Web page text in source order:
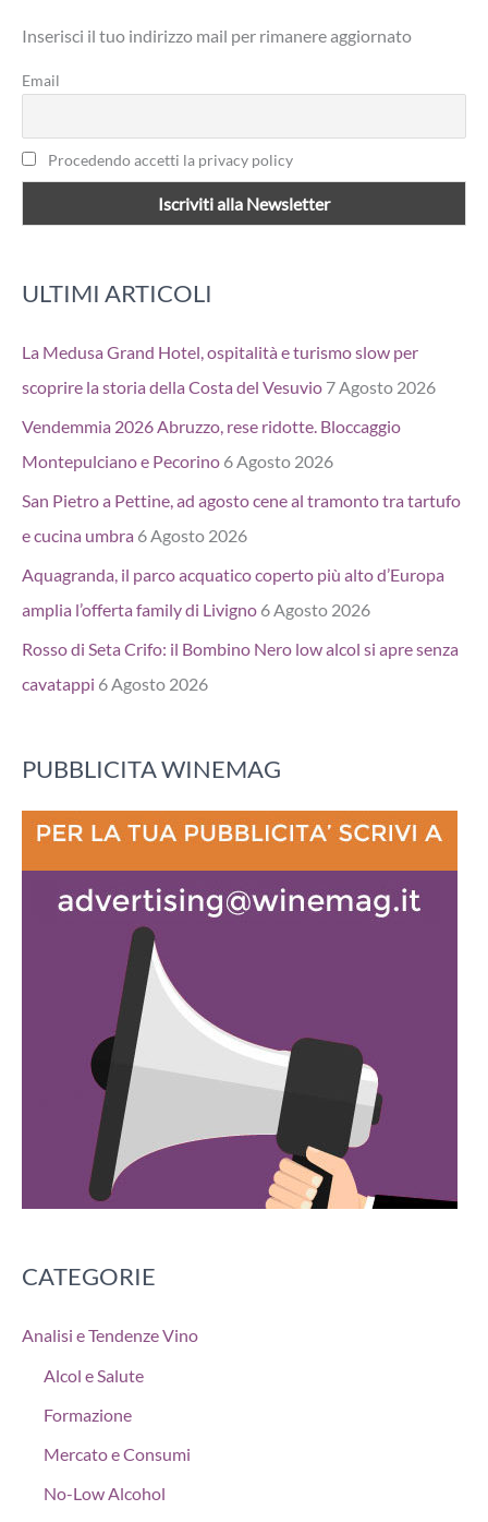
:Inserisci il tuo indirizzo mail per rimanere aggiornato
Email
Procedendo accetti la privacy policy
ULTIMI ARTICOLI
La Medusa Grand Hotel, ospitalità e turismo slow per
scoprire la storia della Costa del Vesuvio 7 Agosto 2026
Vendemmia 2026 Abruzzo, rese ridotte. Bloccaggio
Montepulciano e Pecorino 6 Agosto 2026
San Pietro a Pettine, ad agosto cene al tramonto tra tartufo
e cucina umbra 6 Agosto 2026
Aquagranda, il parco acquatico coperto più alto d’Europa
amplia l’offerta family di Livigno 6 Agosto 2026
Rosso di Seta Crifo: il Bombino Nero low alcol si apre senza
cavatappi 6 Agosto 2026
PUBBLICITA WINEMAG
CATEGORIE
Analisi e Tendenze Vino
Alcol e Salute
Formazione
Mercato e Consumi
No-Low Alcohol